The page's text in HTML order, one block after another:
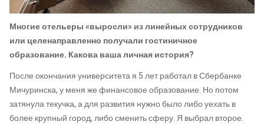
Многие отельеры «выросли» из линейных сотрудников
или целенаправленно получали гостиничное
образование. Какова ваша личная история?
После окончания университета я 5 лет работал в Сбербанке
Мичуринска, у меня же финансовое образование. Но потом
затянула текучка, а для развития нужно было либо уехать в
более крупный город, либо сменить сферу. Я выбрал второе.